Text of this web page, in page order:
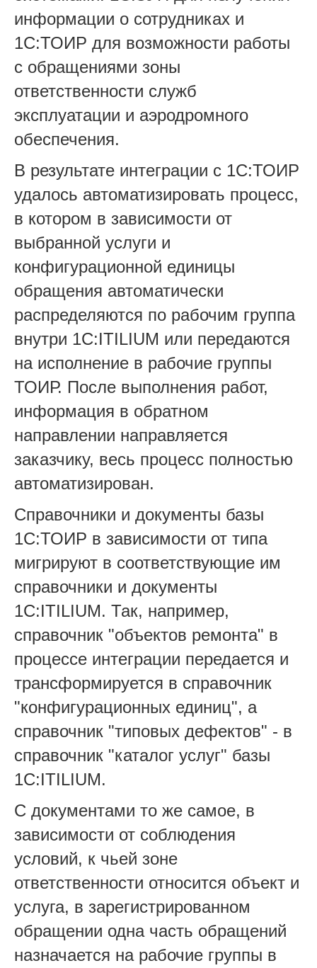
информации о сотрудниках и
1С:ТОИР для возможности работы
с обращениями зоны
ответственности служб
эксплуатации и аэродромного
обеспечения.
В результате интеграции с 1С:ТОИР
удалось автоматизировать процесс,
в котором в зависимости от
выбранной услуги и
конфигурационной единицы
обращения автоматически
распределяются по рабочим группа
внутри 1С:ITILIUM или передаются
на исполнение в рабочие группы
ТОИР. После выполнения работ,
информация в обратном
направлении направляется
заказчику, весь процесс полностью
автоматизирован.
Справочники и документы базы
1С:ТОИР в зависимости от типа
мигрируют в соответствующие им
справочники и документы
1С:ITILIUM. Так, например,
справочник "объектов ремонта" в
процессе интеграции передается и
трансформируется в справочник
"конфигурационных единиц", а
справочник "типовых дефектов" - в
справочник "каталог услуг" базы
1С:ITILIUM.
С документами то же самое, в
зависимости от соблюдения
условий, к чьей зоне
ответственности относится объект и
услуга, в зарегистрированном
обращении одна часть обращений
назначается на рабочие группы в